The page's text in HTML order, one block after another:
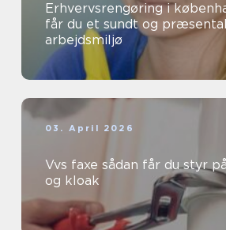
Erhvervsrengøring i
får du et sundt og
arbejdsmiljø
03. April 2026
Vvs faxe sådan får du styr på vand, varme
og kloak